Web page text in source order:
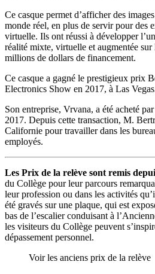
Ce casque permet d’afficher des
monde réel, en plus de servir pour des
virtuelle. Ils ont réussi à développer
réalité mixte, virtuelle et augmentée sur
millions de dollars de financement.
Ce casque a gagné le prestigieux prix
Electronics Show en 2017, à Las
Son entreprise, Vrvana, a été acheté
2017. Depuis cette transaction, M.
Californie pour travailler dans les
employés.
Les Prix de la relève sont remis
du Collège pour leur parcours
leur profession ou dans les activités
été gravés sur une plaque, qui est
bas de l’escalier conduisant à
les visiteurs du Collège peuvent
dépassement personnel.
Voir les anciens prix de la relève